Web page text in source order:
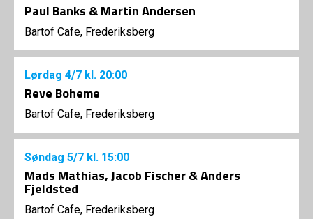
Paul Banks & Martin Andersen
Bartof Cafe, Frederiksberg
Lørdag 4/7 kl. 20:00
Reve Boheme
Bartof Cafe, Frederiksberg
Søndag 5/7 kl. 15:00
Mads Mathias, Jacob Fischer & Anders
Fjeldsted
Bartof Cafe, Frederiksberg